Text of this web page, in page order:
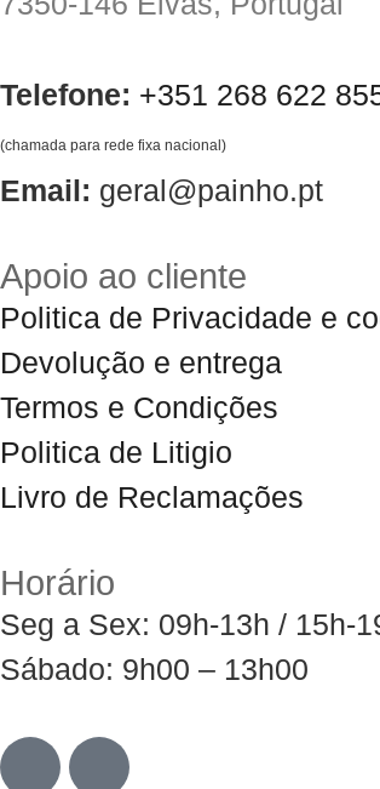
Telefone: +351 268 622
(chamada para rede fixa nacional)
Email: geral@painho.pt
Apoio ao cliente
Politica de Privacidade e
Devolução e entrega
Termos e Condições
Politica de Litigio
Livro de Reclamações
Horário
Seg a Sex: 09h-13h / 15h-
Sábado: 9h00 – 13h00